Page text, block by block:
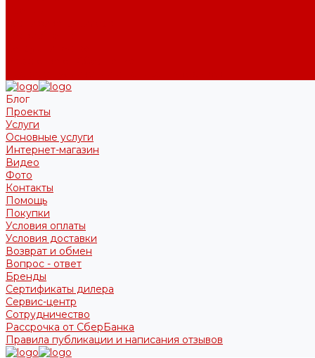
Блог
Проекты
Услуги
Основные услуги
Интернет-магазин
Видео
Фото
Контакты
Помощь
Покупки
Условия оплаты
Условия доставки
Возврат и обмен
Вопрос - ответ
Бренды
Сертификаты дилера
Сервис-центр
Сотрудничество
Рассрочка от СберБанка
Правила публикации и написания отзывов